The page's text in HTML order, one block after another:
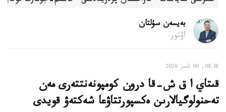
بەيسەن سۇلتان
اۆتور
08:38, 06 تامىز 2026
قىتاي ا ق ش-قا درون كومپونەنتتەرى مەن
تەحنولوگيالارىن ەكسپورتتاۋعا شەكتەۋ قويدى